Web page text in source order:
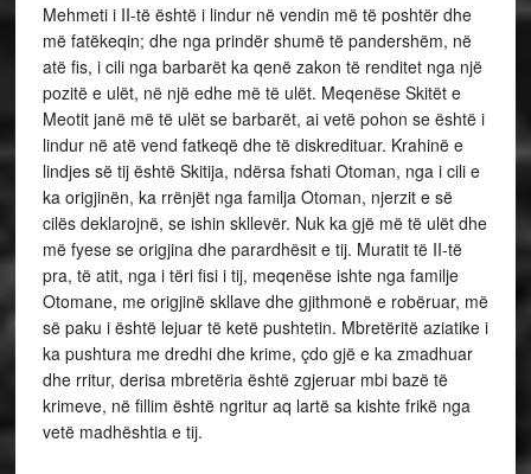
Mehmeti i II-të është i lindur në vendin më të poshtër dhe
më fatëkeqin; dhe nga prindër shumë të pandershëm, në
atë fis, i cili nga barbarët ka qenë zakon të renditet nga një
pozitë e ulët, në një edhe më të ulët. Meqenëse Skitët e
Meotit janë më të ulët se barbarët, ai vetë pohon se është i
lindur në atë vend fatkeqë dhe të diskredituar. Krahinë e
lindjes së tij është Skitija, ndërsa fshati Otoman, nga i cili e
ka origjinën, ka rrënjët nga familja Otoman, njerzit e së
cilës deklarojnë, se ishin skllevër. Nuk ka gjë më të ulët dhe
më fyese se origjina dhe parardhësit e tij. Muratit të II-të
pra, të atit, nga i tëri fisi i tij, meqenëse ishte nga familje
Otomane, me origjinë skllave dhe gjithmonë e robëruar, më
së paku i është lejuar të ketë pushtetin. Mbretëritë aziatike i
ka pushtura me dredhi dhe krime, çdo gjë e ka zmadhuar
dhe rritur, derisa mbretëria është zgjeruar mbi bazë të
krimeve, në fillim është ngritur aq lartë sa kishte frikë nga
vetë madhështia e tij.